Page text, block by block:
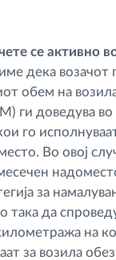
се активно
дека
обем на
ги доведува
го
Во овој
за
така да
на
за возила